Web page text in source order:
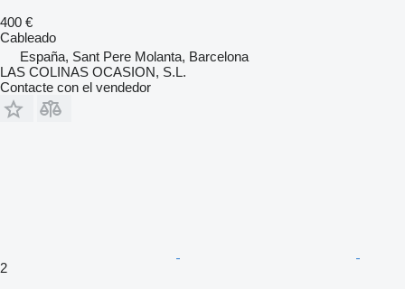
400 €
Cableado
España, Sant Pere Molanta, Barcelona
LAS COLINAS OCASION, S.L.
Contacte con el vendedor
2